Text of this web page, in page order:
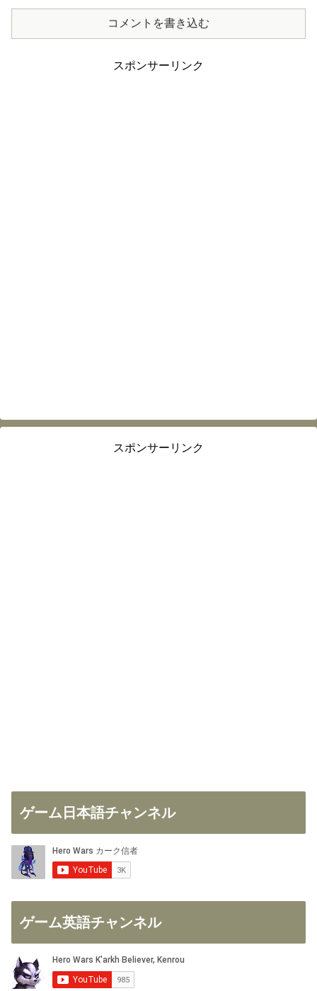
コメントを書き込む
スポンサーリンク
スポンサーリンク
ゲーム日本語チャンネル
ゲーム英語チャンネル